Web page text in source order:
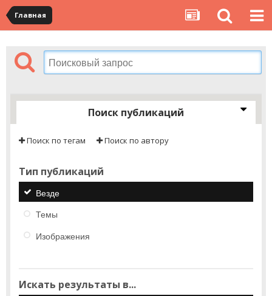
Главная
Поиск публикаций
Поиск по тегам Поиск по автору
Тип публикаций
Везде
Темы
Изображения
Искать результаты в...